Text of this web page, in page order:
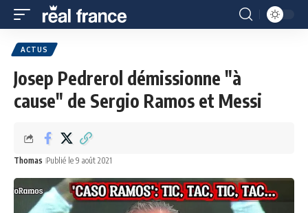
ACTUS
Josep Pedrerol démissionne "à
cause" de Sergio Ramos et Messi
Thomas Publié le 9 août 2021